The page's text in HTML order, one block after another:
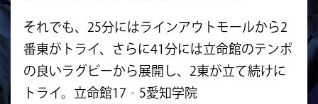
それでも、25分にはラインアウトモールから2
番東がトライ、さらに41分には立命館のテンポ
の良いラグビーから展開し、2東が立て続けに
トライ。立命館17‐5愛知学院